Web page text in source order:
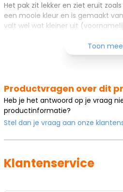
Het pak zit lekker en ziet eruit
een mooie kleur en is gemaakt
valt wel wat kleiner uit
Toon
Productvragen over dit
Heb je het antwoord op je vraag
productinformatie?
Stel dan je vraag aan onze
Klantenservice